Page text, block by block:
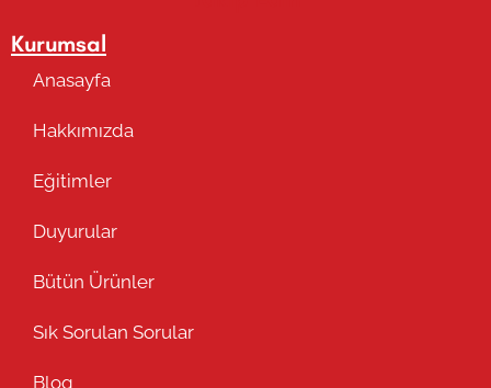
Kurumsal
Anasayfa
Hakkımızda
Eğitimler
Duyurular
Bütün Ürünler
Sık Sorulan Sorular
Blog